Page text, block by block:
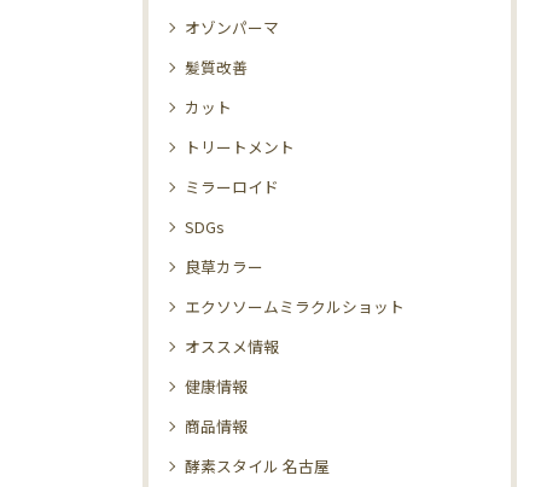
オゾンパーマ
髪質改善
カット
トリートメント
ミラーロイド
SDGs
良草カラー
エクソソームミラクルショット
オススメ情報
健康情報
商品情報
酵素スタイル 名古屋